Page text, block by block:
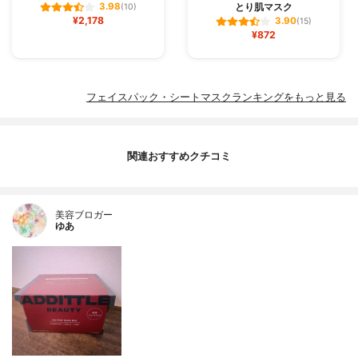
3.98(10)
¥2,178
とり肌マスク
3.90(15)
¥872
フェイスパック・シートマスクランキングをもっと見る
関連おすすめクチコミ
美容ブロガー
ゆあ